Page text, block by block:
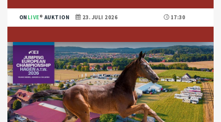
ON LIVE AUKTION 23. JULI 2026 17:30